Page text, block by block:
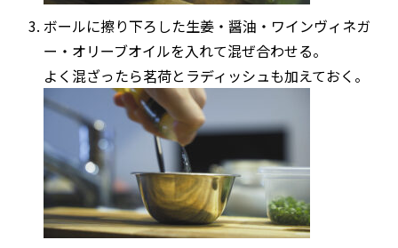
ボールに擦り下ろした生姜・醤油・ワインヴィネガ
ー・オリーブオイルを入れて混ぜ合わせる。
よく混ざったら茗荷とラディッシュも加えておく。